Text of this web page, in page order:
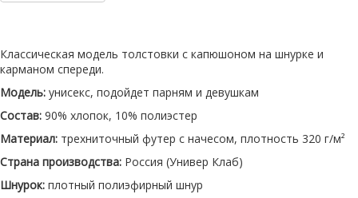
Классическая модель толстовки с капюшоном на шнурке и
карманом спереди.
Модель: унисекс, подойдет парням и девушкам
Состав: 90% хлопок, 10% полиэстер
Материал: трехниточный футер с начесом, плотность 320 г/м²
Страна производства: Россия (Универ Клаб)
Шнурок: плотный полиэфирный шнур